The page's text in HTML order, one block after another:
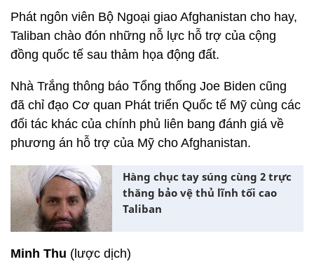
Phát ngôn viên Bộ Ngoại giao Afghanistan cho hay,
Taliban chào đón những nỗ lực hỗ trợ của cộng
đồng quốc tế sau thảm họa động đất.
Nhà Trắng thông báo Tổng thống Joe Biden cũng
đã chỉ đạo Cơ quan Phát triển Quốc tế Mỹ cùng các
đối tác khác của chính phủ liên bang đánh giá về
phương án hỗ trợ của Mỹ cho Afghanistan.
Hàng chục tay súng cùng 2 trực
thăng bảo vệ thủ lĩnh tối cao
Taliban
Minh Thu (lược dịch)